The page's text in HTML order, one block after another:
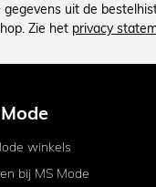
gegevens uit de
Zie het privacy
winkels
bij MS Mode